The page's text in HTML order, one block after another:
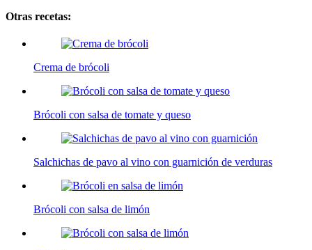
Otras recetas:
Crema de brócoli
Brócoli con salsa de tomate y queso
Salchichas de pavo al vino con guarnición de verduras
Brócoli con salsa de limón